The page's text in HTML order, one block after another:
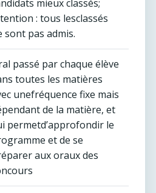
mieux classés;
: tous lesclassés
sont pas admis.
passé par chaque élève
toutes les matières
unefréquence fixe mais
de la matière, et
permetd’approfondir le
et de se
aux oraux des